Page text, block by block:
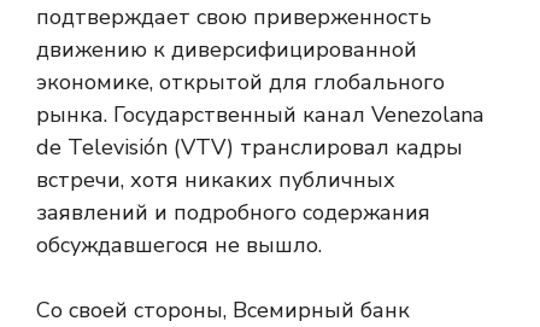
подтверждает свою приверженность
движению к диверсифицированной
экономике, открытой для глобального
рынка. Государственный канал Venezolana
de Televisión (VTV) транслировал кадры
встречи, хотя никаких публичных
заявлений и подробного содержания
обсуждавшегося не вышло.
Со своей стороны, Всемирный банк